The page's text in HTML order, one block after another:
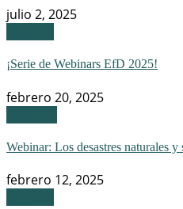
julio 2, 2025
¡Serie de Webinars EfD 2025!
febrero 20, 2025
Webinar: Los desastres naturales
febrero 12, 2025